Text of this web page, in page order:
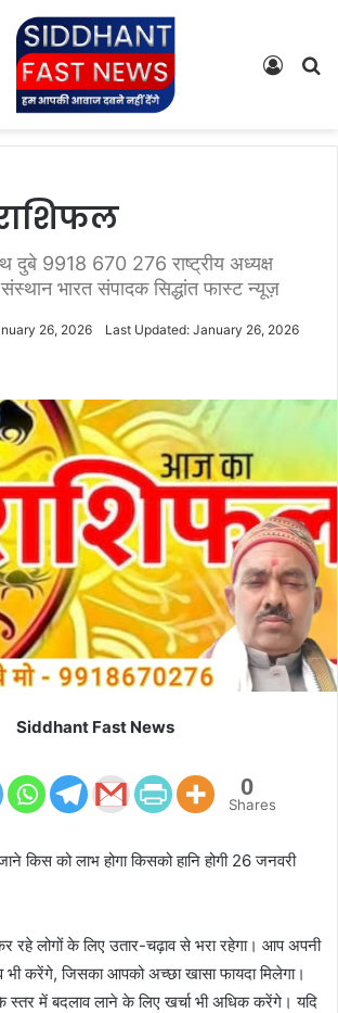
Log
दुबे 9918 670 276 राष्ट्रीय अध्यक्ष
संस्थान भारत संपादक सिद्धांत फास्ट न्यूज़
26, 2026 Last Updated: January 26, 2026
Siddhant Fast News
0
Shares
किस को लाभ होगा किसको हानि होगी 26 जनवरी
लोगों के लिए उतार-चढ़ाव से भरा रहेगा। आप अपनी
करेंगे, जिसका आपको अच्छा खासा फायदा मिलेगा।
में बदलाव लाने के लिए खर्चा भी अधिक करेंगे। यदि